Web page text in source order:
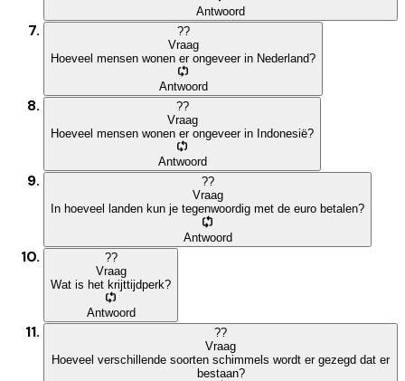
Antwoord
??
Vraag
Hoeveel mensen wonen er ongeveer in Nederland?
Antwoord
??
Vraag
Hoeveel mensen wonen er ongeveer in Indonesië?
Antwoord
??
Vraag
In hoeveel landen kun je tegenwoordig met de euro betalen?
Antwoord
??
Vraag
Wat is het krijttijdperk?
Antwoord
??
Vraag
Hoeveel verschillende soorten schimmels wordt er gezegd dat er
bestaan?